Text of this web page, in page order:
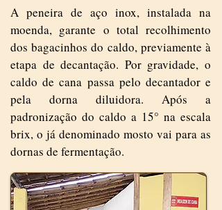
A peneira de aço inox, instalada na
moenda, garante o total recolhimento
dos bagacinhos do caldo, previamente à
etapa de decantação. Por gravidade, o
caldo de cana passa pelo decantador e
pela dorna diluidora. Após a
padronização do caldo a 15° na escala
brix, o já denominado mosto vai para as
dornas de fermentação.